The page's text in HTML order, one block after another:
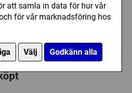
att samla in data för hur vår
för vår marknadsföring hos
Välj Godkänn alla
Utgått
köpt Educa: Frozen